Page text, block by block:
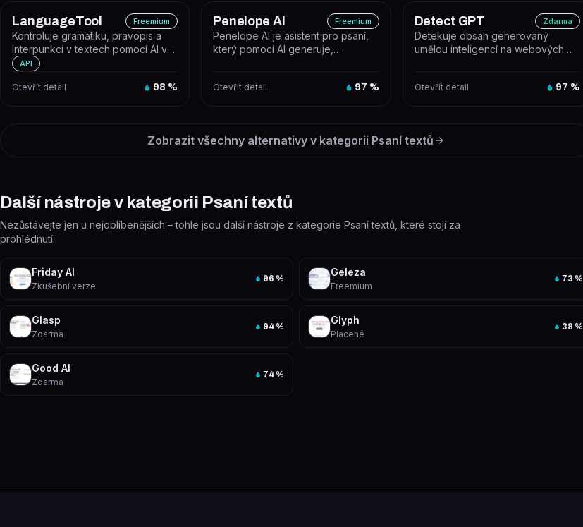
LanguageTool Freemium
Kontroluje gramatiku, pravopis a
interpunkci v textech pomocí AI ve
více než 30 jazycích. Nabízí...
API
Otevřít detail 98 %
Penelope AI Freemium
Penelope AI je asistent pro psaní,
který pomocí AI generuje,
Otevřít detail 97 %
Detect GPT Zdarma
Detekuje obsah generovaný
umělou inteligencí na webových
Otevřít detail 97 %
Zobrazit všechny alternativy v kategorii Psaní textů
Další nástroje v kategorii Psaní textů
Nezůstávejte jen u nejoblíbenějších – tohle jsou další nástroje z kategorie Psaní textů, které stojí za
prohlédnutí.
Friday AI
Zkušební verze
96 %
Geleza
Freemium
73 %
Glasp
Zdarma
94 %
Glyph
Placené
38 %
Good AI
Zdarma
74 %